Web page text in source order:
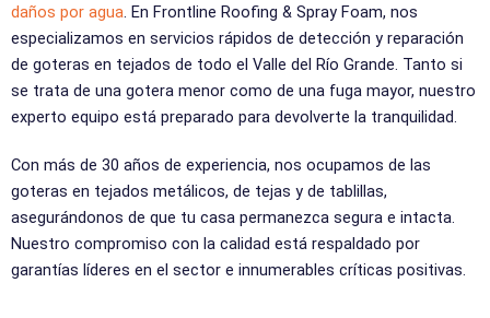
daños por agua . En Frontline Roofing & Spray Foam, nos
especializamos en servicios rápidos de detección y reparación
de goteras en tejados de todo el Valle del Río Grande. Tanto si
se trata de una gotera menor como de una fuga mayor, nuestro
experto equipo está preparado para devolverte la tranquilidad.
Con más de 30 años de experiencia, nos ocupamos de las
goteras en tejados metálicos, de tejas y de tablillas,
asegurándonos de que tu casa permanezca segura e intacta.
Nuestro compromiso con la calidad está respaldado por
garantías líderes en el sector e innumerables críticas positivas.